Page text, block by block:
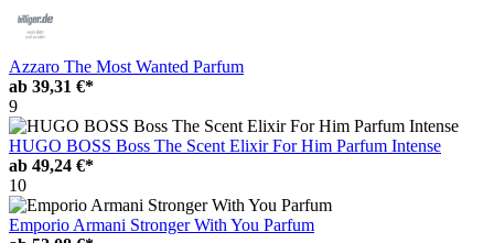
Azzaro The Most Wanted Parfum
ab 39,31 €*
9
HUGO BOSS Boss The Scent Elixir For Him Parfum Intense
ab 49,24 €*
10
Emporio Armani Stronger With You Parfum